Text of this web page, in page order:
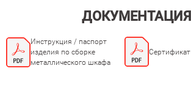
ДОКУМЕНТАЦИЯ
Инструкция / паспорт
изделия по сборке
металлического шкафа
Сертификат